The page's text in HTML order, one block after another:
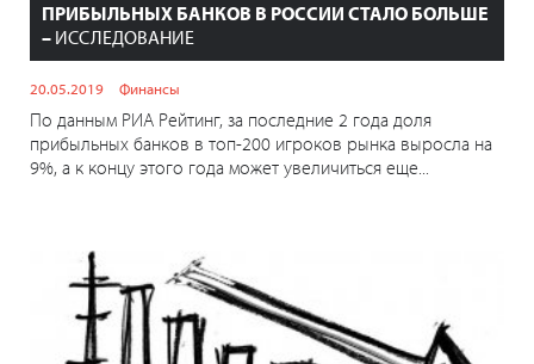
ПРИБЫЛЬНЫХ БАНКОВ В РОССИИ СТАЛО БОЛЬШЕ
– ИССЛЕДОВАНИЕ
20.05.2019 Финансы
По данным РИА Рейтинг, за последние 2 года доля
прибыльных банков в топ-200 игроков рынка выросла на
9%, а к концу этого года может увеличиться еще...